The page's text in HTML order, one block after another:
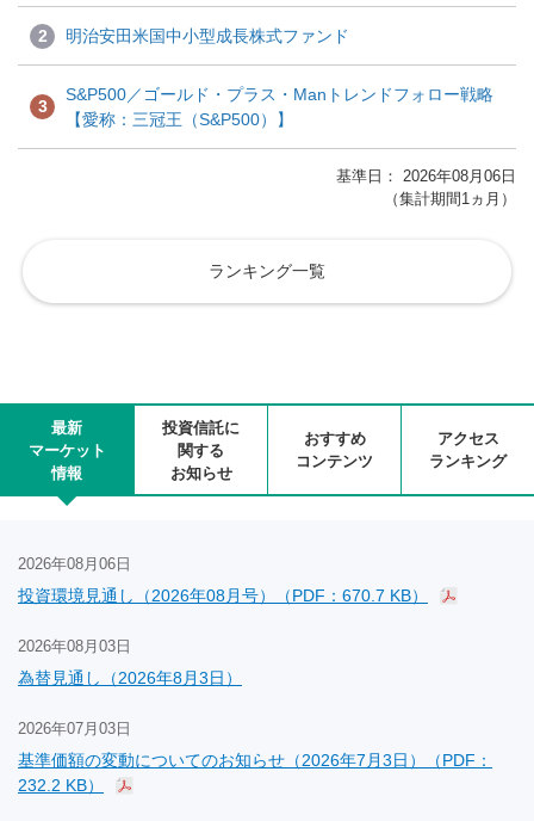
2 明治安田米国中小型成長株式ファンド
3
S&P500／ゴールド・プラス・Manトレンドフォロー戦略
【愛称：三冠王（S&P500）】
基準日： 2026年08月06日
（集計期間1ヵ月）
ランキング一覧
最新
マーケット
情報
投資信託に
関する
お知らせ
おすすめ
コンテンツ
アクセス
ランキング
2026年08月06日
投資環境見通し（2026年08月号）（PDF：670.7 KB）
2026年08月03日
為替見通し（2026年8月3日）
2026年07月03日
基準価額の変動についてのお知らせ（2026年7月3日）（PDF：
232.2 KB）